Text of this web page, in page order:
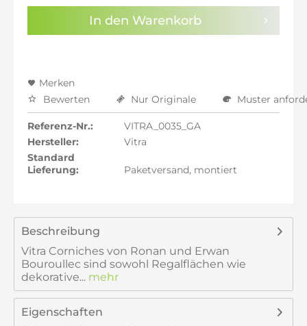
Sie haben dieDatenschutzbestimmungenzur
Kenntnis genommen.
In den Warenkorb
Merken
Bewerten
Nur Originale Muster
Referenz-Nr.:
VITRA_0035_GA
Hersteller:
Vitra
Standard
Lieferung:
Paketversand, montiert
Beschreibung
Vitra Corniches von Ronan und Erwan
Bouroullec sind sowohl Regalflächen wie
dekorative... mehr
Eigenschaften